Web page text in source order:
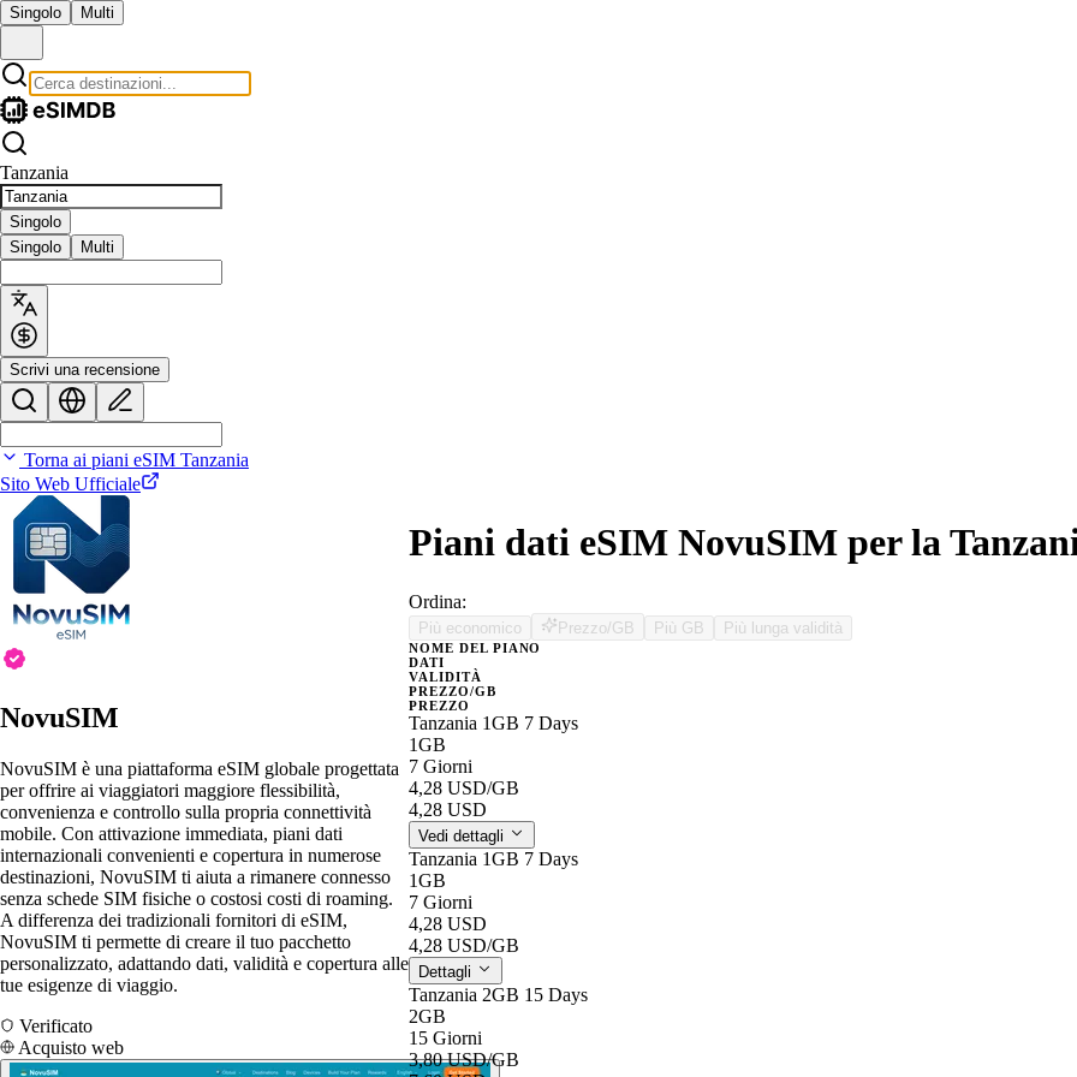
Singolo Multi
Tanzania
Singolo
Singolo
Multi
Scrivi una recensione
Torna ai piani eSIM Tanzania
Sito Web Ufficiale
NovuSIM
NovuSIM è una piattaforma eSIM globale progettata
per offrire ai viaggiatori maggiore flessibilità,
convenienza e controllo sulla propria connettività
mobile. Con attivazione immediata, piani dati
internazionali convenienti e copertura in numerose
destinazioni, NovuSIM ti aiuta a rimanere connesso
senza schede SIM fisiche o costosi costi di roaming.
A differenza dei tradizionali fornitori di eSIM,
NovuSIM ti permette di creare il tuo pacchetto
personalizzato, adattando dati, validità e copertura alle
tue esigenze di viaggio.
Verificato
Acquisto web
Piani dati eSIM NovuSIM per la
Ordina:
Più economico Prezzo/GB Più GB Più lunga validità
NOME DEL PIANO
DATI
VALIDITÀ
PREZZO/GB
PREZZO
Tanzania 1GB 7 Days
1GB
7 Giorni
4,28 USD/GB
4,28 USD
Vedi dettagli
Tanzania 1GB 7 Days
1GB
7 Giorni
4,28 USD
4,28 USD/GB
Dettagli
Tanzania 2GB 15 Days
2GB
15 Giorni
3,80 USD/GB